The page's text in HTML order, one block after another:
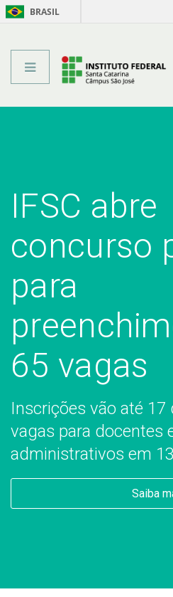
BRASIL
IFSC abre
concurso
para
65 vagas
Inscrições vão até
vagas para docentes
administrativos em
Saiba